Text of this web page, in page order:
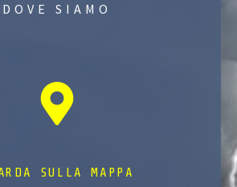
DOVE SIAMO
SULLA MAPPA